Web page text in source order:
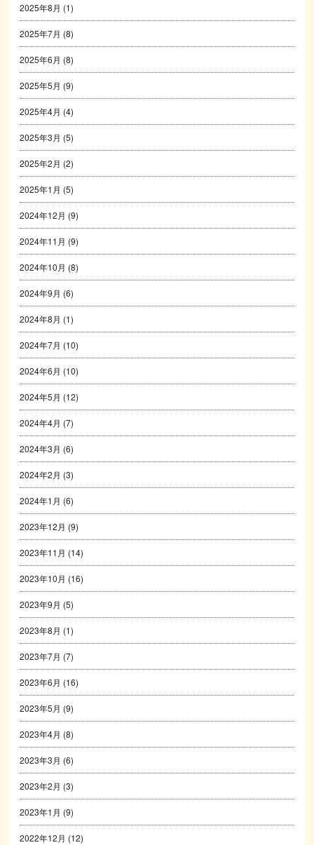
2025年8月 (1)
2025年7月 (8)
2025年6月 (8)
2025年5月 (9)
2025年4月 (4)
2025年3月 (5)
2025年2月 (2)
2025年1月 (5)
2024年12月 (9)
2024年11月 (9)
2024年10月 (8)
2024年9月 (6)
2024年8月 (1)
2024年7月 (10)
2024年6月 (10)
2024年5月 (12)
2024年4月 (7)
2024年3月 (6)
2024年2月 (3)
2024年1月 (6)
2023年12月 (9)
2023年11月 (14)
2023年10月 (16)
2023年9月 (5)
2023年8月 (1)
2023年7月 (7)
2023年6月 (16)
2023年5月 (9)
2023年4月 (8)
2023年3月 (6)
2023年2月 (3)
2023年1月 (9)
2022年12月 (12)